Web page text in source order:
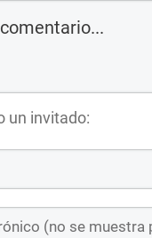
un invitado: